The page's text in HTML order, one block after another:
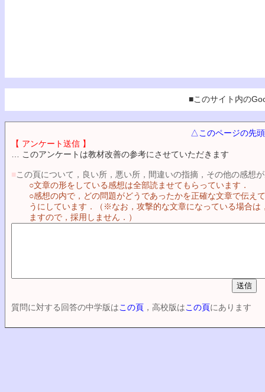
■このサイト内の
△このページの先
【 アンケート送信 】
… このアンケートは教材改善の参考にさせていただきます
■この頁について，良い所，悪い所，間違いの指摘，その他の感想
○文章の形をしている感想は全部読ませてもらっています．
○感想の内で，どの問題がどうであったかを正確な文章で伝え
うにしています．（※なお，攻撃的な文章になっている場合
ますので，採用しません．）
質問に対する回答の中学版はこの頁 ，高校版はこの頁にあります